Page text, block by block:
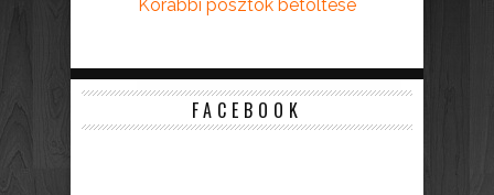
Korábbi posztok betöltése
FACEBOOK